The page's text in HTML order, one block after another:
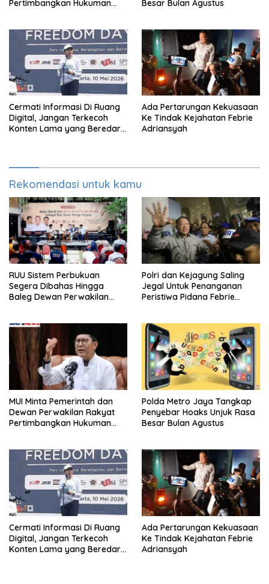
Pertimbangkan Hukuman
Besar Bulan Agustus
Cermati Informasi Di Ruang
Digital, Jangan Terkecoh
Konten Lama yang Beredar
Ada Pertarungan Kekuasaan
Ke Tindak Kejahatan Febrie
Adriansyah
Rekomendasi untuk kamu
RUU Sistem Perbukuan
Segera Dibahas Hingga
Baleg Dewan Perwakilan
Polri dan Kejagung Saling
Jegal Untuk Penanganan
Peristiwa Pidana Febrie
MUI Minta Pemerintah dan
Dewan Perwakilan Rakyat
Pertimbangkan Hukuman
Polda Metro Jaya Tangkap
Penyebar Hoaks Unjuk Rasa
Besar Bulan Agustus
Cermati Informasi Di Ruang
Digital, Jangan Terkecoh
Konten Lama yang Beredar
Ada Pertarungan Kekuasaan
Ke Tindak Kejahatan Febrie
Adriansyah